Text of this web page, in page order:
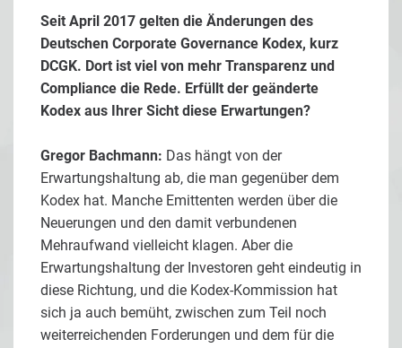
Seit April 2017 gelten die Änderungen des
Deutschen Corporate Governance Kodex, kurz
DCGK. Dort ist viel von mehr Transparenz und
Compliance die Rede. Erfüllt der geänderte
Kodex aus Ihrer Sicht diese Erwartungen?
Gregor Bachmann: Das hängt von der
Erwartungshaltung ab, die man gegenüber dem
Kodex hat. Manche Emittenten werden über die
Neuerungen und den damit verbundenen
Mehraufwand vielleicht klagen. Aber die
Erwartungshaltung der Investoren geht eindeutig in
diese Richtung, und die Kodex-Kommission hat
sich ja auch bemüht, zwischen zum Teil noch
weiterreichenden Forderungen und dem für die